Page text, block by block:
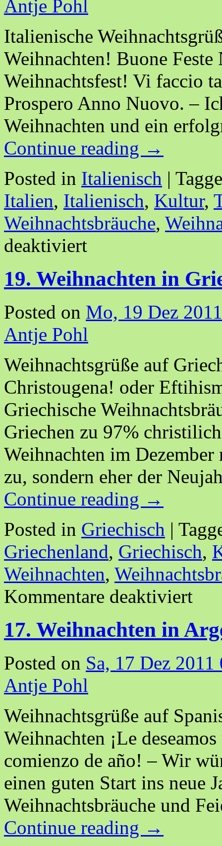
Antje Pohl
Italienische
Weihnachten! Buone
Weihnachtsfest! Vi faccio
Prospero Anno Nuovo. –
Weihnachten und ein
Continue reading →
Posted in Italienisch |
Italien, Italienisch, Kultur,
Weihnachtsbräuche,
deaktiviert
19. Weihnachten in
Posted on Mo, 19 Dez
Antje Pohl
Weihnachtsgrüße auf
Christougena! oder
Griechische
Griechen zu 97%
Weihnachten im
zu, sondern eher der
Continue reading →
Posted in Griechisch |
Griechenland, Griechisch,
Weihnachten,
Kommentare deaktiviert
17. Weihnachten in
Posted on Sa, 17 Dez 2011
Antje Pohl
Weihnachtsgrüße auf
Weihnachten ¡Le
comienzo de año! – Wir
einen guten Start ins neue
Weihnachtsbräuche und
Continue reading →